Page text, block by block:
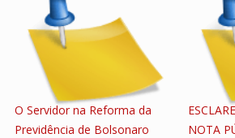
O Servidor na Reforma da
Previdência de Bolsonaro
NOTA